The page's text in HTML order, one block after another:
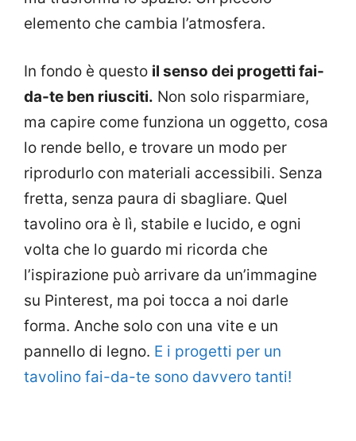
elemento che cambia l’atmosfera.
In fondo è questo il senso dei progetti fai-
da-te ben riusciti. Non solo risparmiare,
ma capire come funziona un oggetto, cosa
lo rende bello, e trovare un modo per
riprodurlo con materiali accessibili. Senza
fretta, senza paura di sbagliare. Quel
tavolino ora è lì, stabile e lucido, e ogni
volta che lo guardo mi ricorda che
l’ispirazione può arrivare da un’immagine
su Pinterest, ma poi tocca a noi darle
forma. Anche solo con una vite e un
pannello di legno. E i progetti per un
tavolino fai-da-te sono davvero tanti!